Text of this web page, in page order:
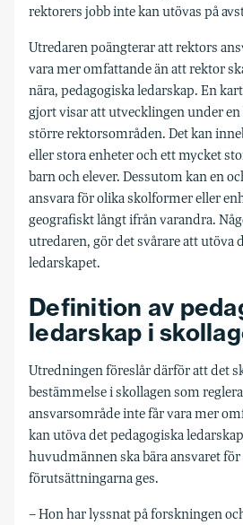
rektorers jobb inte kan utövas på
Utredaren poängterar att rektors
vara mer omfattande än att rektor
nära, pedagogiska ledarskap. En
gjort visar att utvecklingen under
större rektorsområden. Det kan
eller stora enheter och ett mycket
barn och elever. Dessutom kan en
ansvara för olika skolformer eller
geografiskt långt ifrån varandra.
utredaren, gör det svårare att utöva
ledarskapet.
Definition av
ledarskap i
Utredningen föreslår därför att det
bestämmelse i skollagen som
ansvarsområde inte får vara mer
kan utöva det pedagogiska
huvudmännen ska bära ansvaret för
förutsättningarna ges.
– Hon har lyssnat på forskningen